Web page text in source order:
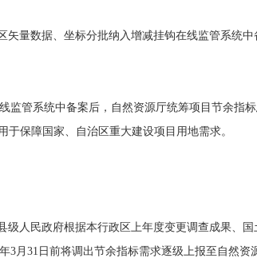
量数据、坐标分批纳入增减挂钩在线监管系统中
监管系统中备案后，自然资源厅统筹项目节余指
保障国家、自治区重大建设项目用地需求。
人民政府根据本行政区上年度变更调查成果、国
3月31日前将调出节余指标需求逐级上报至自然资